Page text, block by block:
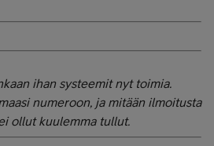
ihan systeemit nyt toimia.
numeroon, ja mitään ilmoitusta
ollut kuulemma tullut.